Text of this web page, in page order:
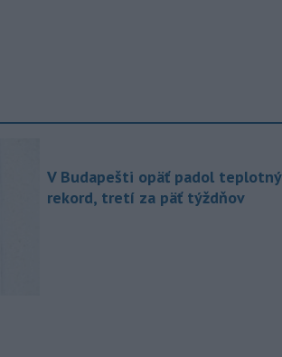
V Budapešti opäť padol teplotný
rekord, tretí za päť týždňov